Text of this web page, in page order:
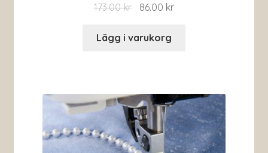
173.00kr 86.00 kr
Lägg i varukorg